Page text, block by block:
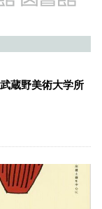
蔵野美術大学所